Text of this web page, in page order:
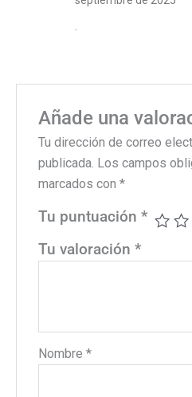
.
Añade una
Tu dirección de correo
publicada. Los campos
marcados con *
Tu puntuación *
Tu valoración *
Nombre *